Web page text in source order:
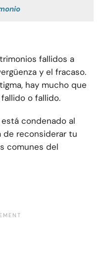
fallidos a
y el fracaso.
hay mucho que
o fallido.
condenado al
de reconsiderar tu
comunes del